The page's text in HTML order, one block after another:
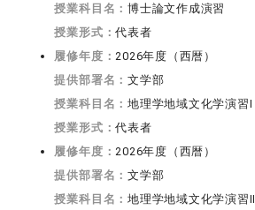
授業科目名：博士論文作成演習
授業形式：代表者
履修年度：2026年度（西暦）
提供部署名：文学部
授業科目名：地理学地域文化学演習I
授業形式：代表者
履修年度：2026年度（西暦）
提供部署名：文学部
授業科目名：地理学地域文化学演習II